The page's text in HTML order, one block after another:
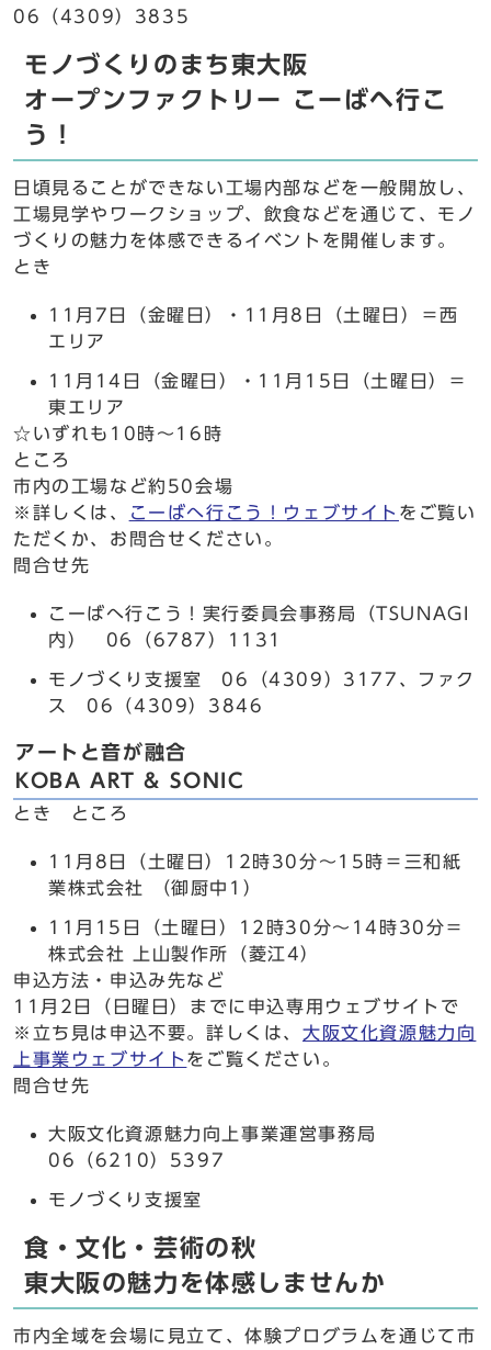
06（4309）3835
モノづくりのまち東大阪
オープンファクトリー こーばヘ行こ
う！
日頃見ることができない工場内部などを一般開放し、
工場見学やワークショップ、飲食などを通じて、モノ
づくりの魅力を体感できるイベントを開催します。
とき
11月7日（金曜日）・11月8日（土曜日）＝西
エリア
11月14日（金曜日）・11月15日（土曜日）＝
東エリア
☆いずれも10時～16時
ところ
市内の工場など約50会場
※詳しくは、
こーばへ行こう！ウェブサイト をご覧い
ただくか、お問合せください。
問合せ先
こーばへ行こう！実行委員会事務局（TSUNAGI
内） 06（6787）1131
モノづくり支援室 06（4309）3177、ファク
ス 06（4309）3846
アートと音が融合
KOBA ART & SONIC
とき ところ
11月8日（土曜日）12時30分～15時＝三和紙
業株式会社 （御厨中1）
11月15日（土曜日）12時30分～14時30分＝
株式会社 上山製作所（菱江4）
申込方法・申込み先など
11月2日（日曜日）までに申込専用ウェブサイトで
※立ち見は申込不要。詳しくは、 大阪文化資源魅力向
上事業ウェブサイト をご覧ください。
問合せ先
大阪文化資源魅力向上事業運営事務局
06（6210）5397
モノづくり支援室
食・文化・芸術の秋
東大阪の魅力を体感しませんか
市内全域を会場に見立て、体験プログラムを通じて市